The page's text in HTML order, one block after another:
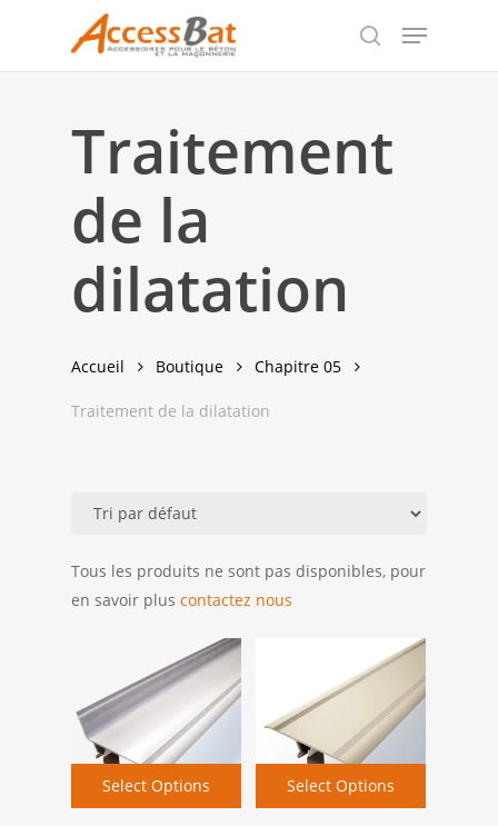
main
search
Menu
Traitement
de la
dilatation
Accueil Boutique Chapitre 05
Traitement de la dilatation
Tous les produits ne sont pas disponibles, pour
en savoir plus contactez nous
Select Options Select Options
Close